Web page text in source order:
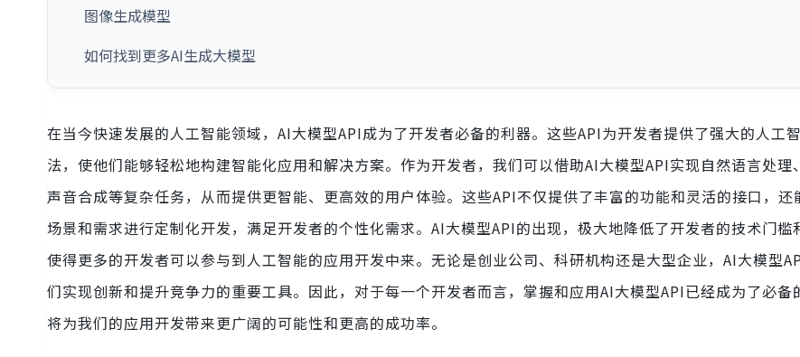
图像生成模型
如何找到更多AI生成大模型
在当今快速发展的人工智能领域，AI大模型API成为了开发者必备的利器。这些API为开发者提供了强大的人工
法，使他们能够轻松地构建智能化应用和解决方案。作为开发者，我们可以借助AI大模型API实现自然语言处理
声音合成等复杂任务，从而提供更智能、更高效的用户体验。这些API不仅提供了丰富的功能和灵活的接口，还
场景和需求进行定制化开发，满足开发者的个性化需求。AI大模型API的出现，极大地降低了开发者的技术门槛
使得更多的开发者可以参与到人工智能的应用开发中来。无论是创业公司、科研机构还是大型企业，AI大模型
们实现创新和提升竞争力的重要工具。因此，对于每一个开发者而言，掌握和应用AI大模型API已经成为了必备
将为我们的应用开发带来更广阔的可能性和更高的成功率。